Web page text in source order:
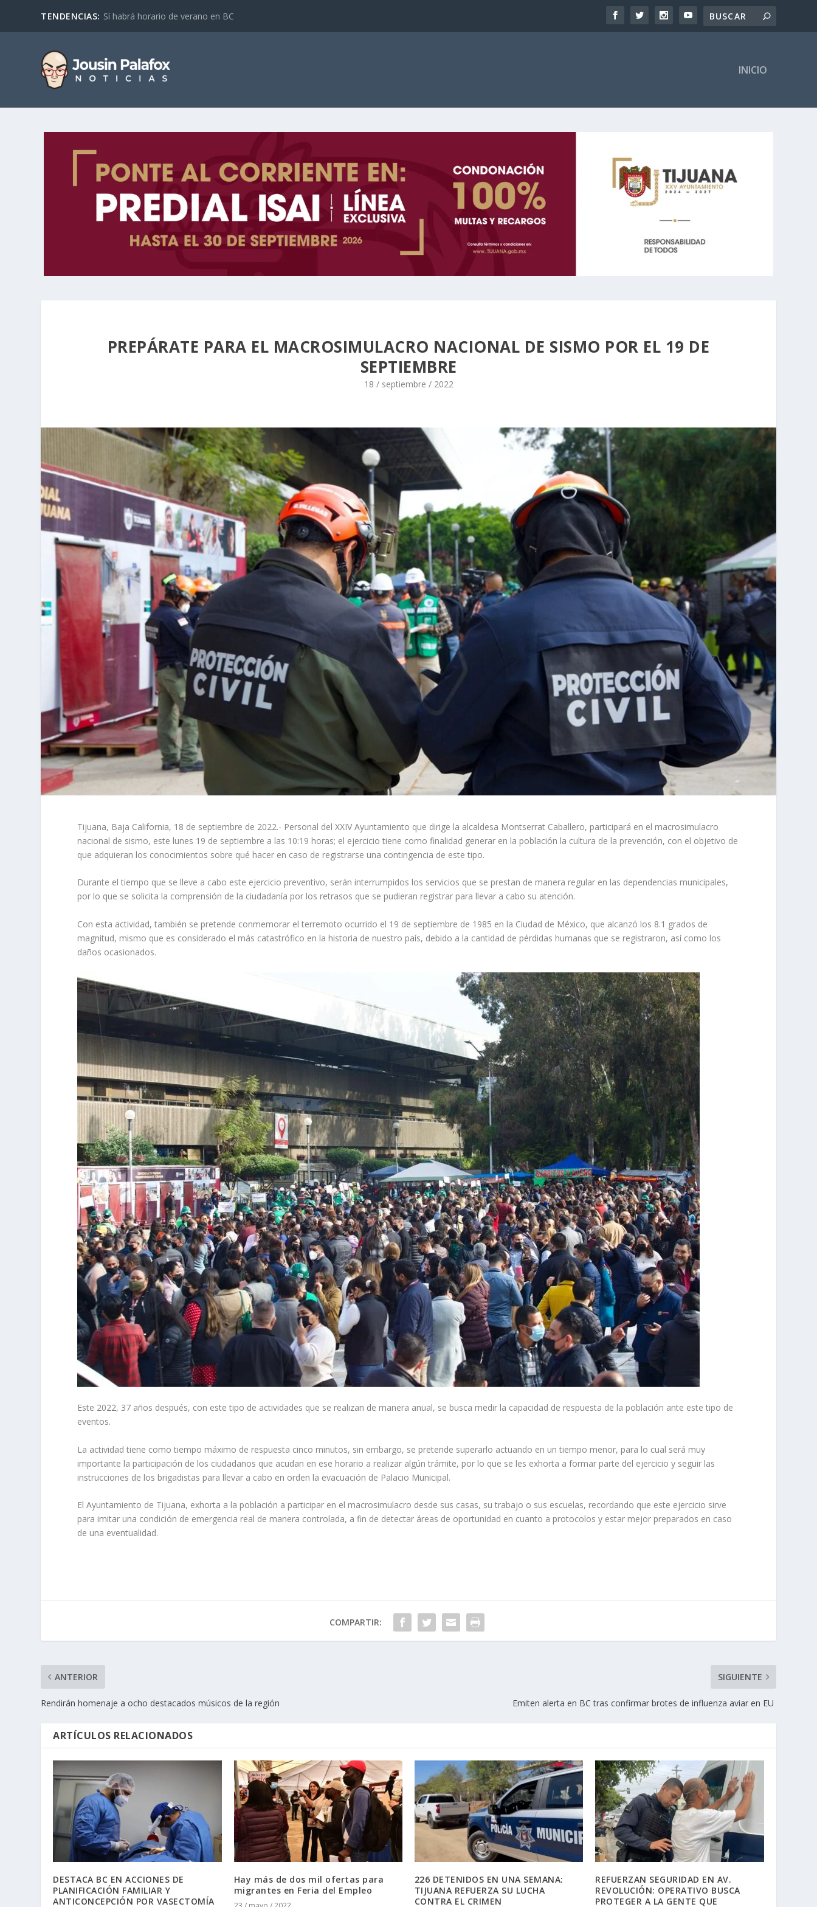
TENDENCIAS: Sí habrá horario de verano en BC
INICIO
PREPÁRATE PARA EL MACROSIMULACRO NACIONAL DE SISMO POR EL 19 DE
SEPTIEMBRE
18 / septiembre / 2022
Tijuana, Baja California, 18 de septiembre de 2022.- Personal del XXIV Ayuntamiento que dirige la alcaldesa Montserrat Caballero, participará en el macrosimulacro
nacional de sismo, este lunes 19 de septiembre a las 10:19 horas; el ejercicio tiene como finalidad generar en la población la cultura de la prevención, con el objetivo de
que adquieran los conocimientos sobre qué hacer en caso de registrarse una contingencia de este tipo.
Durante el tiempo que se lleve a cabo este ejercicio preventivo, serán interrumpidos los servicios que se prestan de manera regular en las dependencias municipales,
por lo que se solicita la comprensión de la ciudadanía por los retrasos que se pudieran registrar para llevar a cabo su atención.
Con esta actividad, también se pretende conmemorar el terremoto ocurrido el 19 de septiembre de 1985 en la Ciudad de México, que alcanzó los 8.1 grados de
magnitud, mismo que es considerado el más catastrófico en la historia de nuestro país, debido a la cantidad de pérdidas humanas que se registraron, así como los
daños ocasionados.
Este 2022, 37 años después, con este tipo de actividades que se realizan de manera anual, se busca medir la capacidad de respuesta de la población ante este tipo de
eventos.
La actividad tiene como tiempo máximo de respuesta cinco minutos, sin embargo, se pretende superarlo actuando en un tiempo menor, para lo cual será muy
importante la participación de los ciudadanos que acudan en ese horario a realizar algún trámite, por lo que se les exhorta a formar parte del ejercicio y seguir las
instrucciones de los brigadistas para llevar a cabo en orden la evacuación de Palacio Municipal.
El Ayuntamiento de Tijuana, exhorta a la población a participar en el macrosimulacro desde sus casas, su trabajo o sus escuelas, recordando que este ejercicio sirve
para imitar una condición de emergencia real de manera controlada, a fin de detectar áreas de oportunidad en cuanto a protocolos y estar mejor preparados en caso
de una eventualidad.
COMPARTIR:
ANTERIOR
Rendirán homenaje a ocho destacados músicos de la región
SIGUIENTE
Emiten alerta en BC tras confirmar brotes de influenza aviar en EU
ARTÍCULOS RELACIONADOS
DESTACA BC EN ACCIONES DE
PLANIFICACIÓN FAMILIAR Y
ANTICONCEPCIÓN POR VASECTOMÍA
Hay más de dos mil ofertas para
migrantes en Feria del Empleo
226 DETENIDOS EN UNA SEMANA:
TIJUANA REFUERZA SU LUCHA
CONTRA EL CRIMEN
REFUERZAN SEGURIDAD EN AV.
REVOLUCIÓN: OPERATIVO BUSCA
PROTEGER A LA GENTE QUE